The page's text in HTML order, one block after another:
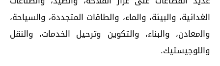
الغدائية، واﻟﺒﻴﺌﺔ، والماء، واﻟﻄﺎﻗات المتجددة، واﻟﺴﻴﺎﺣﺔ،
واﻟمعادن، واﻟﺒﻨﺎء، والتكوين وترحيل الخدمات، واﻟﻨﻘﻞ
واللوجيستيك.